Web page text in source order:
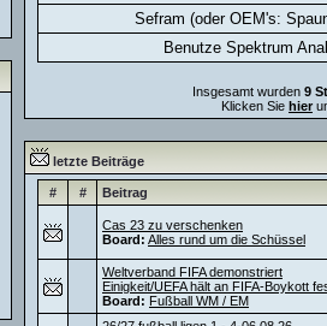
Sefram (oder OEM's:
Benutze Spektrum
Insgesamt wurden 9
Klicken Sie hier
letzte Beiträge
# # Beitrag
Cas 23 zu verschenken
Board: Alles rund um die Schüssel
Weltverband FIFA demonstriert
Einigkeit/UEFA hält an FIFA-Boykott
Board: Fußball WM / EM